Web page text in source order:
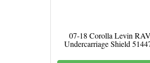
07-18 Corolla Levin
Undercarriage Shield